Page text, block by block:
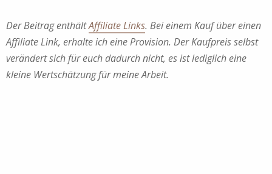
Der Beitrag enthältAffiliate Links. Bei einem Kauf über einen
Affiliate Link, erhalte ich eine Provision. Der Kaufpreis selbst
verändert sich für euch dadurch nicht, es ist lediglich eine
kleine Wertschätzung für meine Arbeit.